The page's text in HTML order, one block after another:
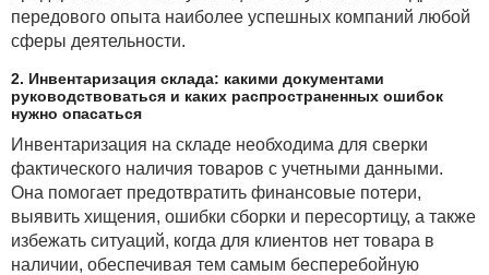
передового опыта наиболее успешных компаний любой
сферы деятельности.
2. Инвентаризация склада: какими документами
руководствоваться и каких распространенных ошибок
нужно опасаться
Инвентаризация на складе необходима для сверки
фактического наличия товаров с учетными данными.
Она помогает предотвратить финансовые потери,
выявить хищения, ошибки сборки и пересортицу, а также
избежать ситуаций, когда для клиентов нет товара в
наличии, обеспечивая тем самым бесперебойную